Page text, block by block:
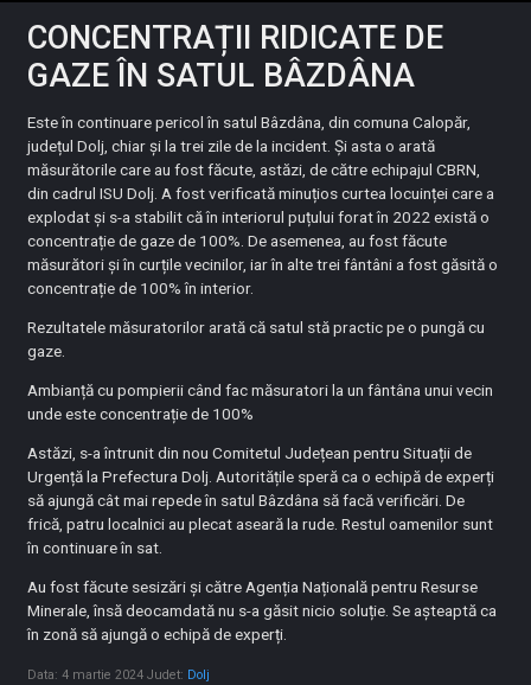
CONCENTRAȚII RIDICATE DE
GAZE ÎN SATUL BÂZDÂNA
Este în continuare pericol în satul Bâzdâna, din comuna Calopăr,
județul Dolj, chiar și la trei zile de la incident. Și asta o arată
măsurătorile care au fost făcute, astăzi, de către echipajul CBRN,
din cadrul ISU Dolj. A fost verificată minuțios curtea locuinței care a
explodat și s-a stabilit că în interiorul puțului forat în 2022 există o
concentrație de gaze de 100%. De asemenea, au fost făcute
măsurători și în curțile vecinilor, iar în alte trei fântâni a fost găsită o
concentrație de 100% în interior.
Rezultatele măsuratorilor arată că satul stă practic pe o pungă cu
gaze.
Ambianță cu pompierii când fac măsuratori la un fântâna unui vecin
unde este concentrație de 100%
Astăzi, s-a întrunit din nou Comitetul Județean pentru Situații de
Urgență la Prefectura Dolj. Autoritățile speră ca o echipă de experți
să ajungă cât mai repede în satul Bâzdâna să facă verificări. De
frică, patru localnici au plecat aseară la rude. Restul oamenilor sunt
în continuare în sat.
Au fost făcute sesizări și către Agenția Națională pentru Resurse
Minerale, însă deocamdată nu s-a găsit nicio soluție. Se așteaptă ca
în zonă să ajungă o echipă de experți.
Data: 4 martie 2024 Judet: Dolj